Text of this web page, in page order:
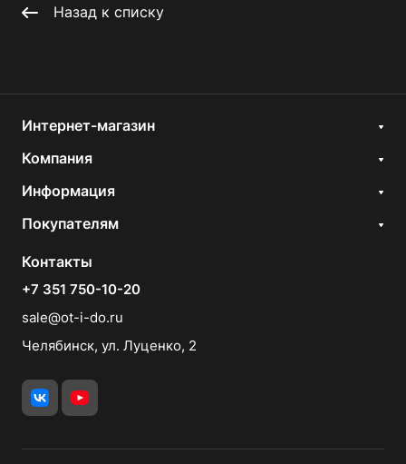
Назад к списку
Интернет-магазин
Компания
Информация
Покупателям
Контакты
+7 351 750-10-20
sale@ot-i-do.ru
Челябинск, ул. Луценко, 2